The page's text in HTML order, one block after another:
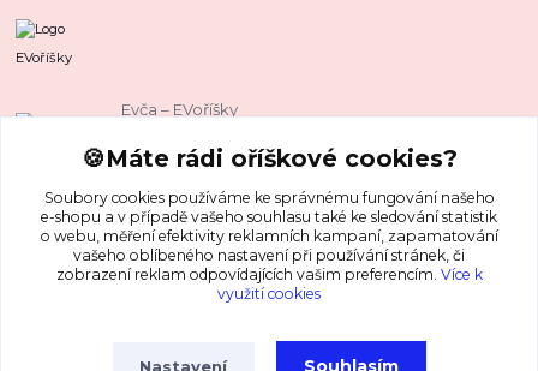
EVoříšky
Evča – EVoříšky
(Po-Pá, 8-16 hod.)
evca@evorisky.cz
🍪Máte rádi oříškové cookies?
Soubory cookies používáme ke správnému fungování našeho
e-shopu a v případě vašeho souhlasu také ke sledování statistik
o webu, měření efektivity reklamních kampaní, zapamatování
vašeho oblíbeného nastavení při používání stránek, či
zobrazení reklam odpovídajících vašim preferencím. Více k
využití cookies
Nastavení Souhlasím